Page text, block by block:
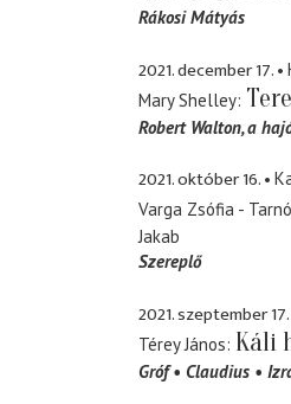
Rákosi Mátyás
2021. december 17.
Mary Shelley
Robert Walton a
2021. október 16.
Varga Zsófia -
Jakab
Szereplő
2021. szeptember 17.
Térey János Káli
Gróf
Claudius